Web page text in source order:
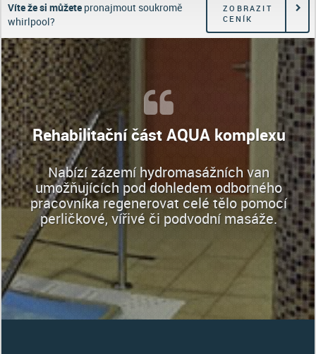
Víte že si můžetepronajmout soukromě
whirlpool?
ZOBRAZIT
CENÍK
Rehabilitační část AQUA komplexu
Nabízí zázemí hydromasážních van
umožňujících pod dohledem odborného
pracovníka regenerovat celé tělo pomocí
perličkové, vířivé či podvodní masáže.